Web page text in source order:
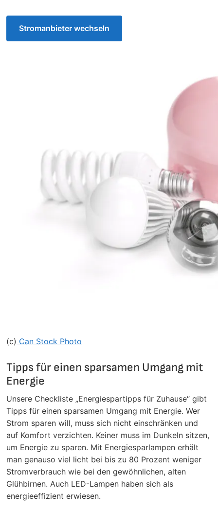
Stromanbieter wechseln
(c) Can Stock Photo
Tipps für einen sparsamen Umgang mit
Energie
Unsere Checkliste „Energiespartipps für Zuhause“ gibt
Tipps für einen sparsamen Umgang mit Energie. Wer
Strom sparen will, muss sich nicht einschränken und
auf Komfort verzichten. Keiner muss im Dunkeln sitzen,
um Energie zu sparen. Mit Energiesparlampen erhält
man genauso viel licht bei bis zu 80 Prozent weniger
Stromverbrauch wie bei den gewöhnlichen, alten
Glühbirnen. Auch LED-Lampen haben sich als
energieeffizient erwiesen.